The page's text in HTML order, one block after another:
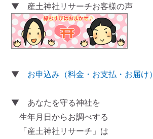
▼ 産土神社リサーチお客様の声
▼ お申込み（料金・お支払・お届け）
▼ あなたを守る神社を
生年月日からお調べする
「産土神社リサーチ」は